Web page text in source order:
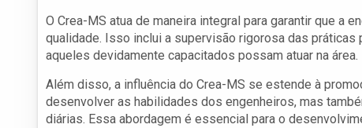
O Crea-MS atua de maneira integral para garantir que a
qualidade. Isso inclui a supervisão rigorosa das
aqueles devidamente capacitados possam atuar na área.
Além disso, a influência do Crea-MS se estende à
desenvolver as habilidades dos engenheiros, mas
diárias. Essa abordagem é essencial para o